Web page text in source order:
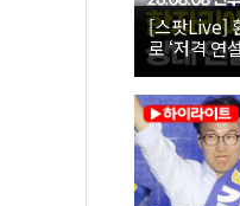
[스팟Live]
로 ‘저격 연
26.08.08 더
보 인천 합